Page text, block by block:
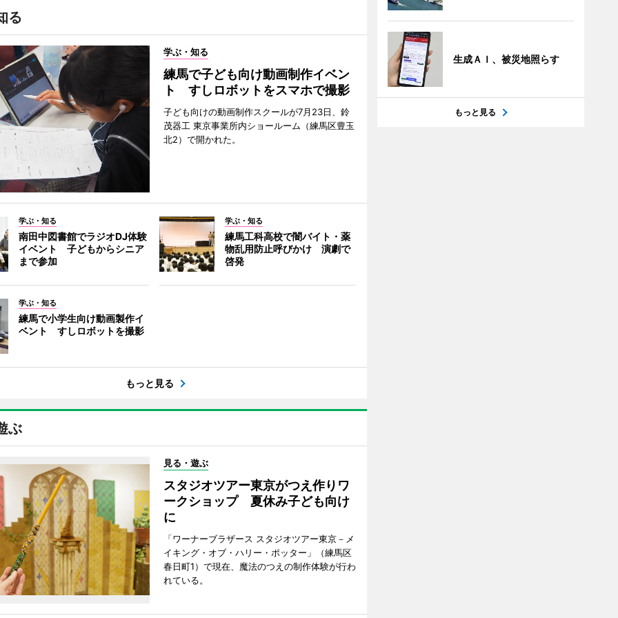
る
学ぶ・知る
練馬で子ども向け動画制作イベン
ト すしロボットをスマホで撮影
子ども向けの動画制作スクールが7月23日、鈴
茂器工 東京事業所内ショールーム（練馬区豊玉
北2）で開かれた。
学ぶ・知る
南田中図書館でラジオDJ体験
イベント 子どもからシニア
まで参加
学ぶ・知る
練馬工科高校で闇バイト・薬
物乱用防止呼びかけ 演劇で
啓発
学ぶ・知る
練馬で小学生向け動画製作イ
ベント すしロボットを撮影
もっと見る
ぶ
見る・遊ぶ
スタジオツアー東京がつえ作りワ
ークショップ 夏休み子ども向け
に
「ワーナーブラザース スタジオツアー東京－メ
イキング・オブ・ハリー・ポッター」（練馬区
春日町1）で現在、魔法のつえの制作体験が行わ
れている。
生成ＡＩ、被災地照らす
もっと見る